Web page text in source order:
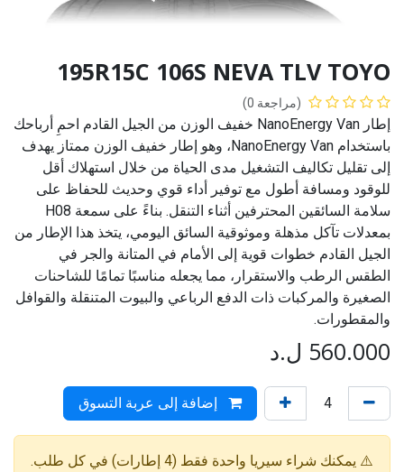
195R15C 106S NEVA TLV TOYO
(مراجعة 0)
إطار NanoEnergy Van خفيف الوزن من الجيل القادم احمِ أرباحك
باستخدام NanoEnergy Van، وهو إطار خفيف الوزن ممتاز يهدف
إلى تقليل تكاليف التشغيل مدى الحياة من خلال استهلاك أقل
للوقود ومسافة أطول مع توفير أداء قوي وحديث للحفاظ على
سلامة السائقين المحترفين أثناء التنقل. بناءً على سمعة H08
بمعدلات تآكل مذهلة وموثوقية السائق اليومي، يتخذ هذا الإطار من
الجيل القادم خطوات قوية إلى الأمام في المتانة والجر في
الطقس الرطب والاستقرار، مما يجعله مناسبًا تمامًا للشاحنات
الصغيرة والمركبات ذات الدفع الرباعي والبيوت المتنقلة والقوافل
والمقطورات.
560.000 ل.د
إضافة إلى عربة التسوق
⚠️ يمكنك شراء سيريا واحدة فقط (4 إطارات) في كل طلب.